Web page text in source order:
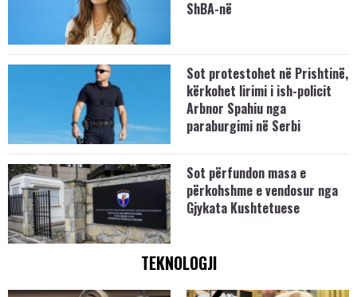
ShBA-në
Sot protestohet në Prishtinë,
kërkohet lirimi i ish-policit
Arbnor Spahiu nga
paraburgimi në Serbi
Sot përfundon masa e
përkohshme e vendosur nga
Gjykata Kushtetuese
TEKNOLOGJI